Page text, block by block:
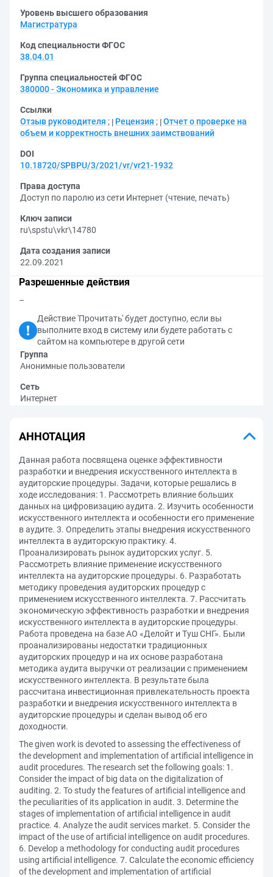
Уровень высшего образования
Магистратура
Код специальности ФГОС
38.04.01
Группа специальностей ФГОС
380000 - Экономика и управление
Ссылки
Отзыв руководителя ; Рецензия ; Отчет о проверке на
объем и корректность внешних заимствований
DOI
10.18720/SPBPU/3/2021/vr/vr21-1932
Права доступа
Доступ по паролю из сети Интернет (чтение, печать)
Ключ записи
ru\spstu\vkr\14780
Дата создания записи
22.09.2021
Разрешенные действия
–
Действие 'Прочитать' будет доступно, если вы
выполните вход в систему или будете работать с
сайтом на компьютере в другой сети
Группа
Анонимные пользователи
Сеть
Интернет
АННОТАЦИЯ
Данная работа посвящена оценке эффективности
разработки и внедрения искусственного интеллекта в
аудиторские процедуры. Задачи, которые решались в
ходе исследования: 1. Рассмотреть влияние больших
данных на цифровизацию аудита. 2. Изучить особенности
искусственного интеллекта и особенности его применение
в аудите. 3. Определить этапы внедрения искусственного
интеллекта в аудиторскую практику. 4.
Проанализировать рынок аудиторских услуг. 5.
Рассмотреть влияние применение искусственного
интеллекта на аудиторские процедуры. 6. Разработать
методику проведения аудиторских процедур с
применением искусственного интеллекта. 7. Рассчитать
экономическую эффективность разработки и внедрения
искусственного интеллекта в аудиторские процедуры.
Работа проведена на базе АО «Делойт и Туш СНГ». Были
проанализированы недостатки традиционных
аудиторских процедур и на их основе разработана
методика аудита выручки от реализации с применением
искусственного интеллекта. В результате была
рассчитана инвестиционная привлекательность проекта
разработки и внедрения искусственного интеллекта в
аудиторские процедуры и сделан вывод об его
доходности.
The given work is devoted to assessing the effectiveness of
the development and implementation of artificial intelligence in
audit procedures. The research set the following goals: 1.
Consider the impact of big data on the digitalization of
auditing. 2. To study the features of artificial intelligence and
the peculiarities of its application in audit. 3. Determine the
stages of implementation of artificial intelligence in audit
practice. 4. Analyze the audit services market. 5. Consider the
impact of the use of artificial intelligence on audit procedures.
6. Develop a methodology for conducting audit procedures
using artificial intelligence. 7. Calculate the economic efficiency
of the development and implementation of artificial